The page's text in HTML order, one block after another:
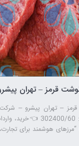
– تهران پیشرو – شرکت
24/11/1397 شماره:
“مرزهای هوشمند برای